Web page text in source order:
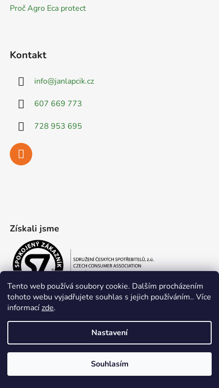
Tento web používá soubory cookie. Dalším procházením
tohoto webu vyjadřujete souhlas s jejich používáním.. Více
informacízde.
Nastavení
Souhlasím
Proč Agro Eca protect
Kontakt
info@janlapcik.cz
607 669 773
728 953 695
Získali jsme